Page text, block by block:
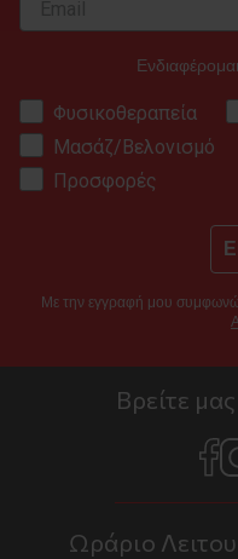
Φυσικοθεραπεία
Μασάζ/Βελονισμό
Προσφορές
Με την εγγραφή μου
Βρείτε
Ωράριο